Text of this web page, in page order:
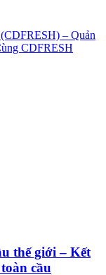
– Quản
CDFRESH
thế giới – Kết
cầu